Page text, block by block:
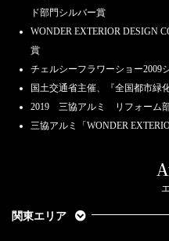
ド部門シルバー賞
WONDER EXTERIOR DESIGN
賞
チェルシーフラワーショー2009
国土交通省主催、『全国都市緑
2019 三協アルミ リフォーム
三協アルミ「WONDER
関東エリア